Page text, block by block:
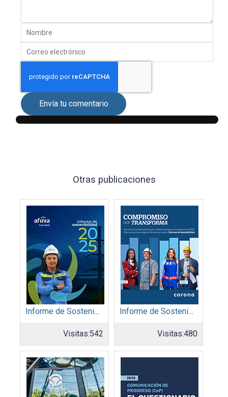
Envía tu comentario
Otras publicaciones
Informe de Sostenibilidad 2025: Afinia filial del Grupo EPM
Visitas:542
Informe de Sostenibilidad 2025: Organización Corona
Visitas:480